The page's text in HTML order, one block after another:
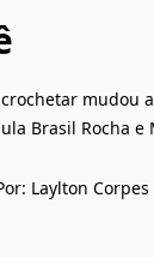
mudou
Brasil Rocha e
Laylton